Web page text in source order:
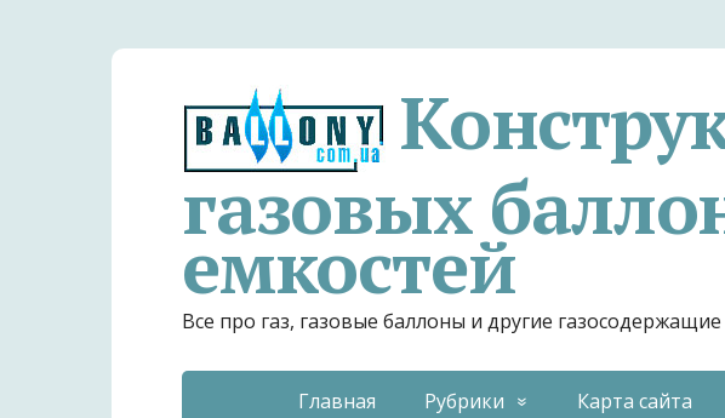
газовых
емкостей
Все про газ, газовые баллоны и другие
Главная Рубрики Карта сайта